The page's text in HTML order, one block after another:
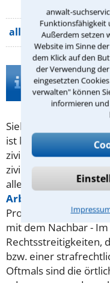
anwalt-
Funktionsfähigkeit
Außerdem setzen
Website im Sinne
dem Klick auf den
der Verwendung
eingesetzten
verwalten" können
informieren
alle
Infos zur
Zivilrecht in
Sieht man sich in
ist keine Straftat im
zivilrechtlich dagegen
zivilrechtliche Klagen
aller Arten von
Arbeitsvertrag
Probleme mit einer
mit dem Nachbar -
Rechtsstreitigkeiten,
bzw. einer
Oftmals sind die